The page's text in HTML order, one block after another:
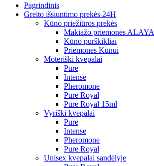
Pagrindinis
Greito išsiuntimo prekės 24H
Kūno priežiūros prekės
Makiažo priemonės ALAYA
Kūno purškikliai
Priemonės Kūnui
Moteriški kvepalai
Pure
Intense
Pheromone
Pure Royal
Pure Royal 15ml
Vyriški kvepalai
Pure
Intense
Pheromone
Pure Royal
Unisex kvepalai sandėlyje